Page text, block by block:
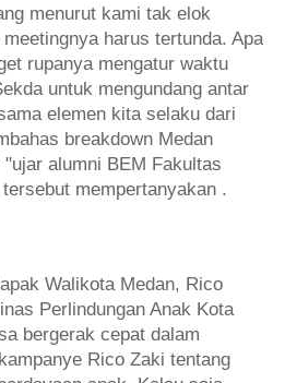
menurut kami tak elok
harus tertunda. Apa
rupanya mengatur waktu
untuk mengundang antar
elemen kita selaku dari
breakdown Medan
alumni BEM Fakultas
mempertanyakan .
Walikota Medan, Rico
Perlindungan Anak Kota
bergerak cepat dalam
Rico Zaki tentang